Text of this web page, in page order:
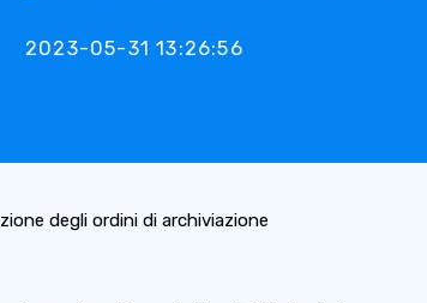
2023-05-31 13:26:56
degli ordini di archiviazione